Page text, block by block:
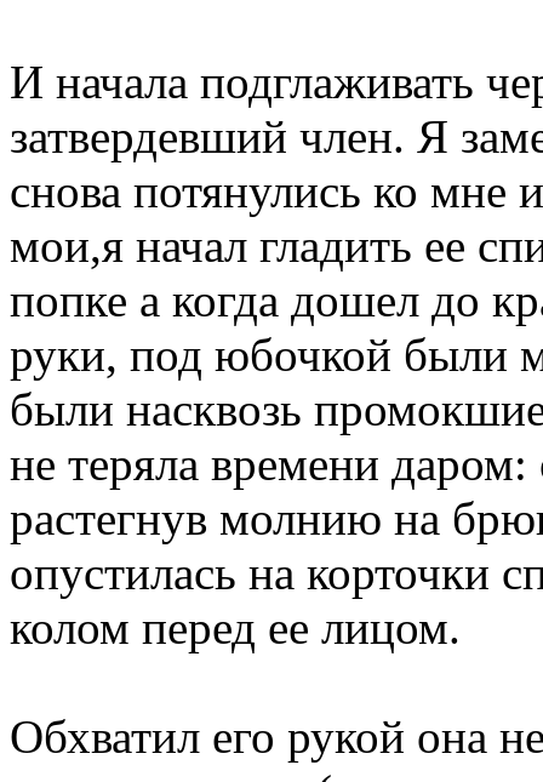
И начала подглаживать
затвердевший член. Я
снова потянулись ко мне
мои,я начал гладить ее
попке а когда дошел до
руки, под юбочкой были
были насквозь
не теряла времени
растегнув молнию на
опустилась на корточки
колом перед ее лицом.
Обхватил его рукой она